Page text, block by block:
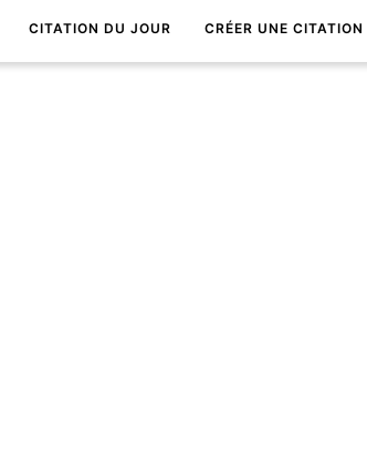
CITATION DU JOUR CRÉER UNE CITATION